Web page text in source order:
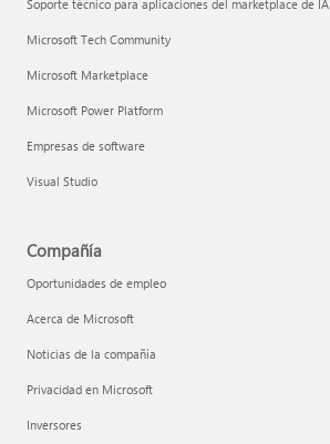
Soporte técnico para aplicaciones del marketplace de IA
Microsoft Tech Community
Microsoft Marketplace
Microsoft Power Platform
Empresas de software
Visual Studio
Compañía
Oportunidades de empleo
Acerca de Microsoft
Noticias de la compañía
Privacidad en Microsoft
Inversores